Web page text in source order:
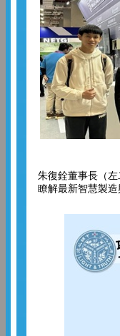
朱復銓董事長（
瞭解最新智慧製